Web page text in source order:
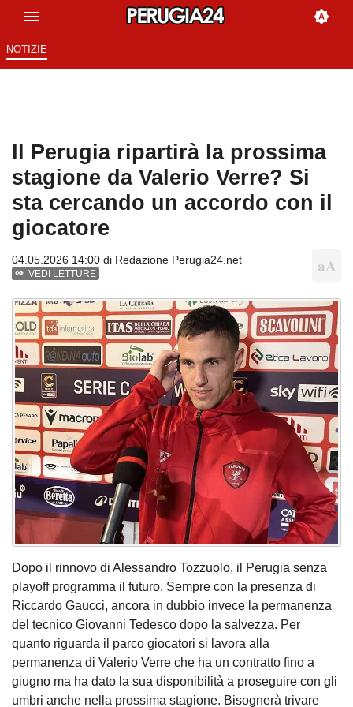
NOTIZIE
Il Perugia ripartirà la prossima
stagione da Valerio Verre? Si
sta cercando un accordo con il
giocatore
04.05.2026 14:00 di Redazione Perugia24.net
VEDI LETTURE
Dopo il rinnovo di Alessandro Tozzuolo, il Perugia senza
playoff programma il futuro. Sempre con la presenza di
Riccardo Gaucci, ancora in dubbio invece la permanenza
del tecnico Giovanni Tedesco dopo la salvezza. Per
quanto riguarda il parco giocatori si lavora alla
permanenza di Valerio Verre che ha un contratto fino a
giugno ma ha dato la sua disponibilità a proseguire con gli
umbri anche nella prossima stagione. Bisognerà trivare